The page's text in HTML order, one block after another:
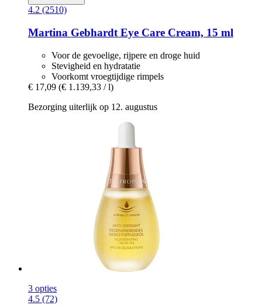
4.2 (2510)
Martina Gebhardt Eye Care Cream, 15 ml
Voor de gevoelige, rijpere en droge huid
Stevigheid en hydratatie
Voorkomt vroegtijdige rimpels
€ 17,09 (€ 1.139,33 / l)
Bezorging uiterlijk op 12. augustus
3 opties
4.5 (72)